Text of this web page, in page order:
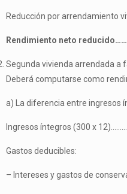
Reducción por arrendamiento
Rendimiento neto
Segunda vivienda arrendada a
Deberá computarse como
a) La diferencia entre ingresos
Ingresos íntegros (300 x
Gastos deducibles:
– Intereses y gastos de